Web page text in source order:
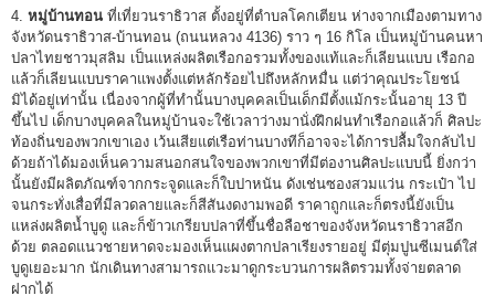
4. หมู่บ้านทอน ที่เที่ยวนราธิวาส ตั้งอยู่ที่ตำบลโคกเตียน ห่างจากเมืองตามทาง
จังหวัดนราธิวาส-บ้านทอน (ถนนหลวง 4136) ราว ๆ 16 กิโล เป็นหมู่บ้านคนหา
ปลาไทยชาวมุสลิม เป็นแหล่งผลิตเรือกอรวมทั้งของแท้และก็เลียนแบบ เรือกอ
แล้วก็เลียนแบบราคาแพงตั้งแต่หลักร้อยไปถึงหลักหมื่น แต่ว่าคุณประโยชน์
มิได้อยู่เท่านั้น เนื่องจากผู้ที่ทำนั้นบางบุคคลเป็นเด็กมีตั้งแม้กระนั้นอายุ 13 ปี
ขึ้นไป เด็กบางบุคคลในหมู่บ้านจะใช้เวลาว่างมานั่งฝึกฝนทำเรือกอแล้วก็ ศิลปะ
ท้องถิ่นของพวกเขาเอง เว้นเสียแต่เรือท่านบางทีก็อาจจะได้การปลื้มใจกลับไป
ด้วยถ้าได้มองเห็นความสนอกสนใจของพวกเขาที่มีต่องานศิลปะแบบนี้ ยิ่งกว่า
นั้นยังมีผลิตภัณฑ์จากกระจูดและก็ใบปาหนัน ดังเช่นซองสวมแว่น กระเป๋า ไป
จนกระทั่งเสื่อที่มีลวดลายและก็สีสันงดงามพอดี ราคาถูกและก็ตรงนี้ยังเป็น
แหล่งผลิตน้ำบูดู และก็ข้าวเกรียบปลาที่ขึ้นชื่อลือชาของจังหวัดนราธิวาสอีก
ด้วย ตลอดแนวชายหาดจะมองเห็นแผงตากปลาเรียงรายอยู่ มีตุ่มปูนซีเมนต์ใส่
บูดูเยอะมาก นักเดินทางสามารถแวะมาดูกระบวนการผลิตรวมทั้งจ่ายตลาด
ฝากได้